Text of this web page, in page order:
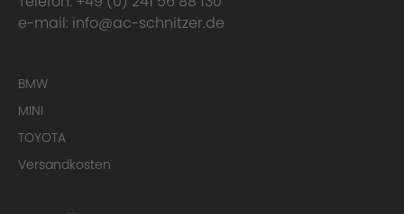
the complete Warranty Conditions.
e-mail: info@ac-schnitzer.de
BMW
MINI
TOYOTA
Versandkosten